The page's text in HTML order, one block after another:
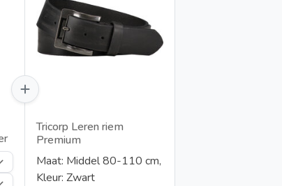
Tricorp Leren riem
Premium
Maat: Middel 80-110 cm,
Kleur: Zwart